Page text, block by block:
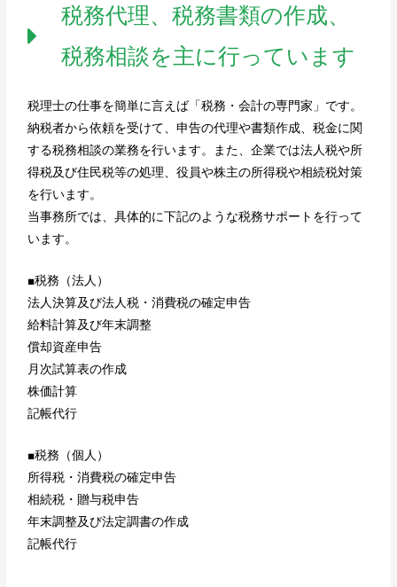
税務代理、税務書類の作成、
税務相談を主に行っています
税理士の仕事を簡単に言えば「税務・会計の専門家」です。
納税者から依頼を受けて、申告の代理や書類作成、税金に関
する税務相談の業務を行います。また、企業では法人税や所
得税及び住民税等の処理、役員や株主の所得税や相続税対策
を行います。
当事務所では、具体的に下記のような税務サポートを行って
います。
■税務（法人）
法人決算及び法人税・消費税の確定申告
給料計算及び年末調整
償却資産申告
月次試算表の作成
株価計算
記帳代行
■税務（個人）
所得税・消費税の確定申告
相続税・贈与税申告
年末調整及び法定調書の作成
記帳代行